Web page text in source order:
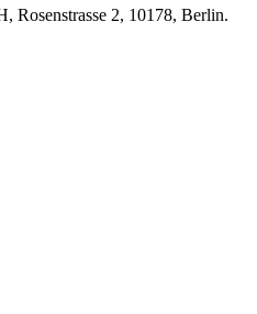
Rosenstrasse 2, 10178, Berlin.